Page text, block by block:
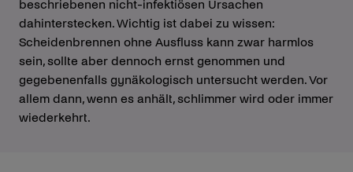
beschriebenen nicht-infektiösen Ursachen
dahinterstecken. Wichtig ist dabei zu wissen:
Scheidenbrennen ohne Ausfluss kann zwar harmlos
sein, sollte aber dennoch ernst genommen und
gegebenenfalls gynäkologisch untersucht werden. Vor
allem dann, wenn es anhält, schlimmer wird oder immer
wiederkehrt.